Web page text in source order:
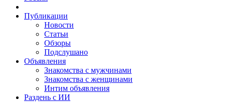
Публикации
Новости
Статьи
Обзоры
Подслушано
Объявления
Знакомства с мужчинами
Знакомства с женщинами
Интим объявления
Раздень с ИИ